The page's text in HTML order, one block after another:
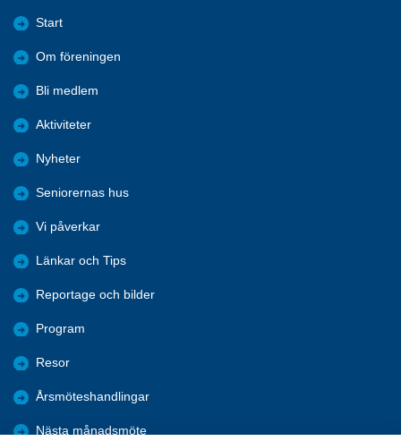
Start
Om föreningen
Bli medlem
Aktiviteter
Nyheter
Seniorernas hus
Vi påverkar
Länkar och Tips
Reportage och bilder
Program
Resor
Årsmöteshandlingar
Nästa månadsmöte